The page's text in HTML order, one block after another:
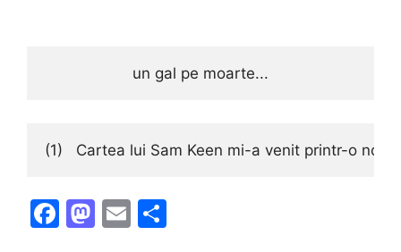
un gal pe moarte...
(1)   Cartea lui Sam Keen mi-a venit printr-o
F
M E